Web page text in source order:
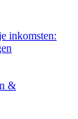
inkomsten:
&